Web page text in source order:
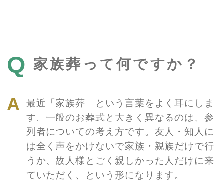
Q 家族葬って何ですか？
最近「家族葬」という言葉をよく耳にしま
す。一般のお葬式と大きく異なるのは、参
列者についての考え方です。友人・知人に
は全く声をかけないで家族・親族だけで行
うか、故人様とごく親しかった人だけに来
ていただく、という形になります。